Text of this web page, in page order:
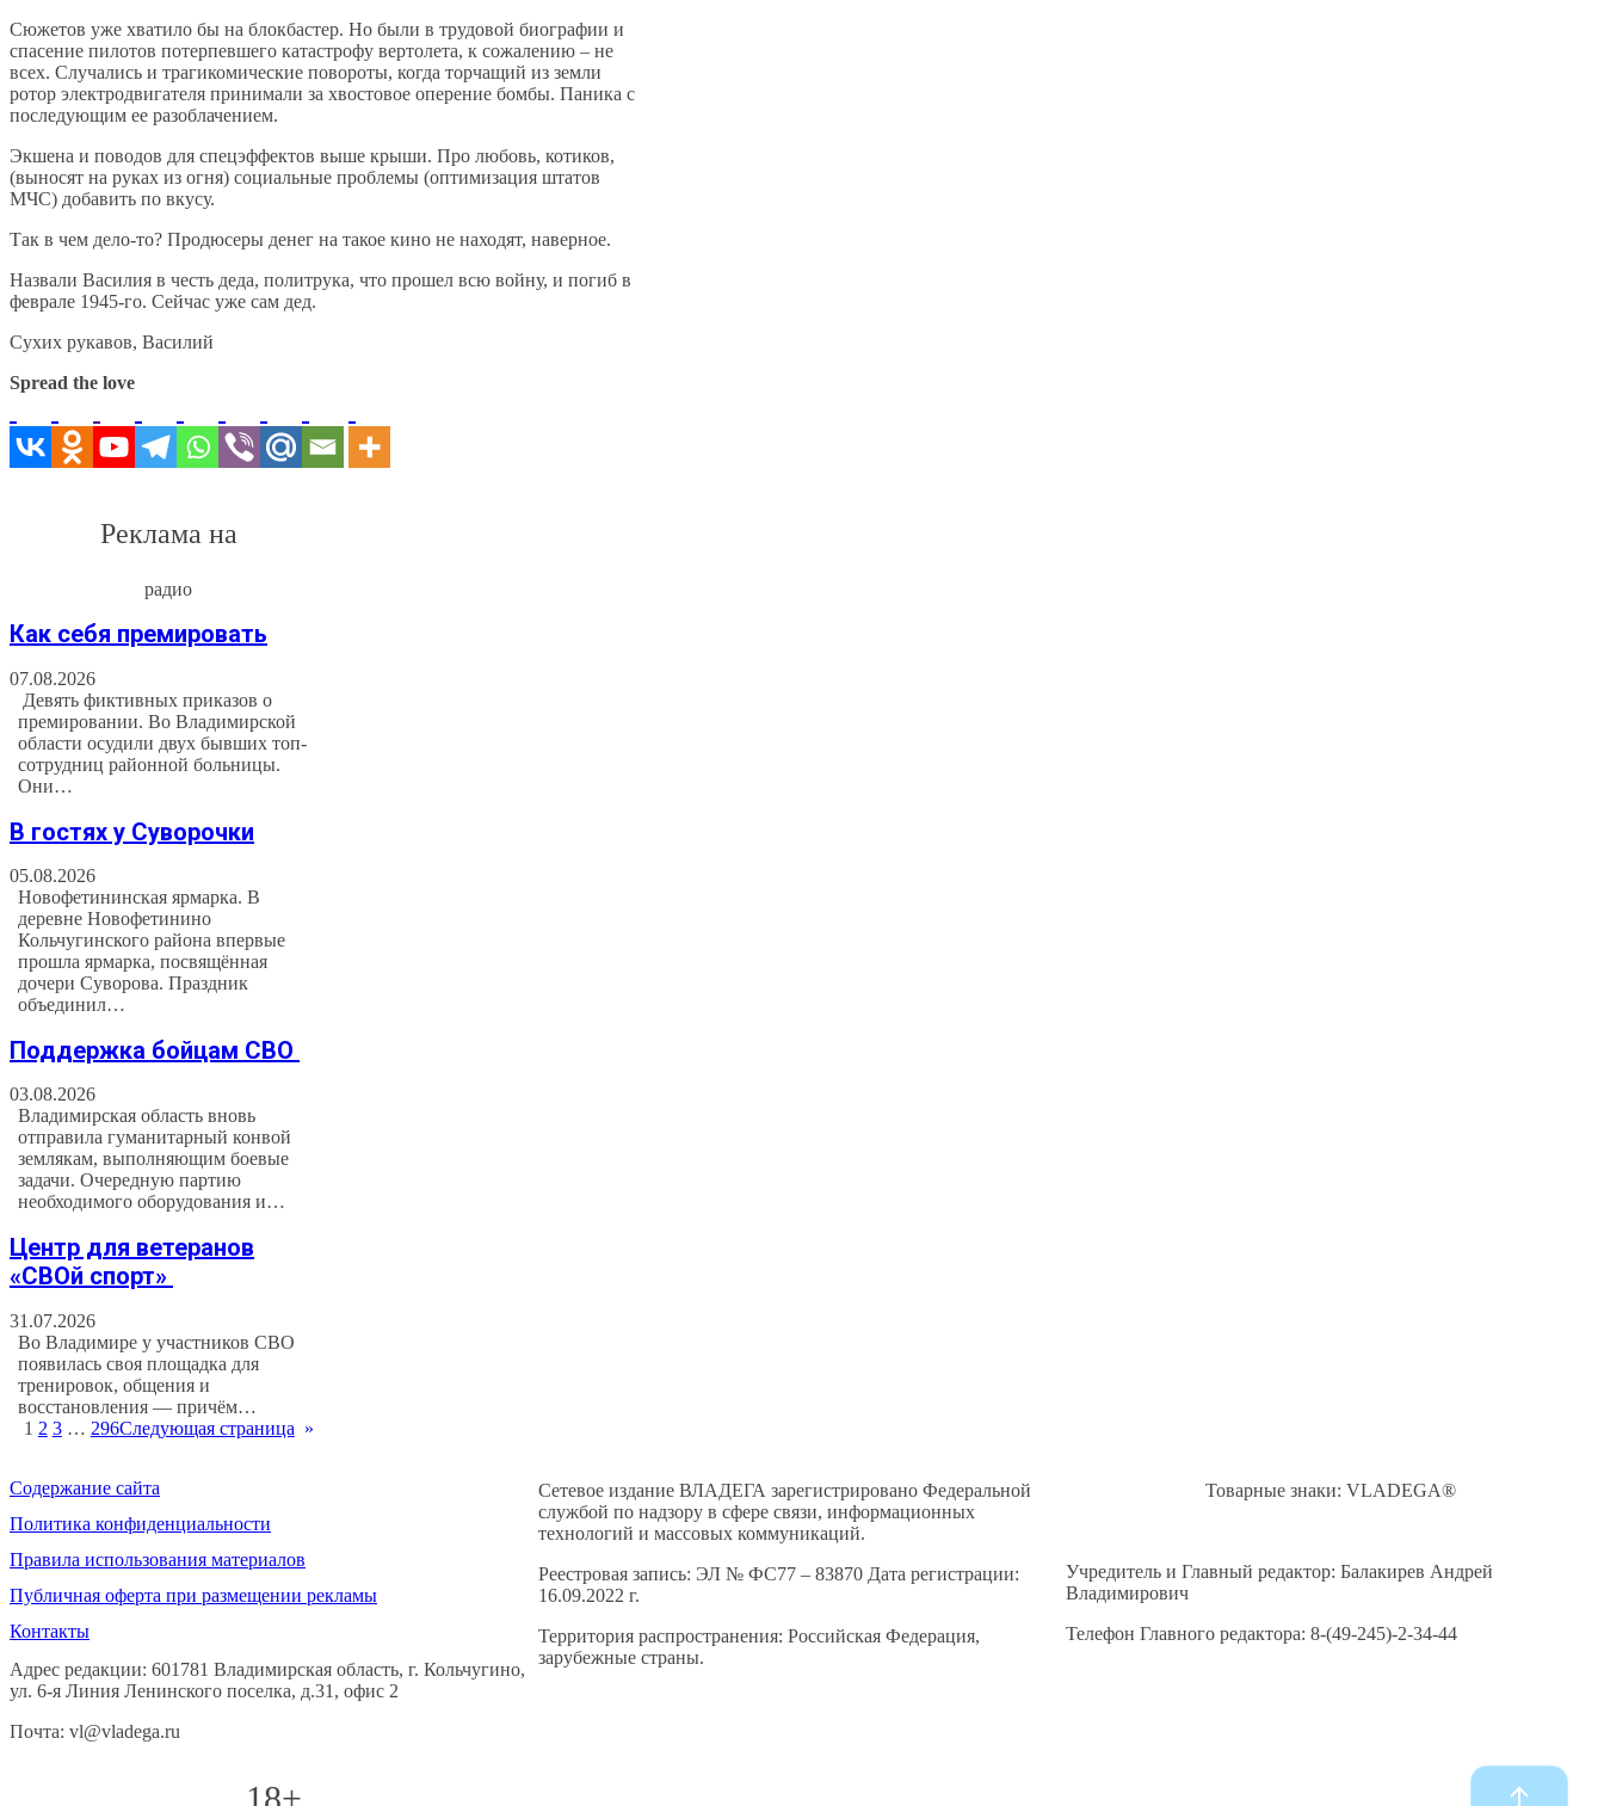
Сюжетов уже хватило бы на блокбастер. Но были в трудовой биографии и
спасение пилотов потерпевшего катастрофу вертолета, к сожалению – не
всех. Случались и трагикомические повороты, когда торчащий из земли
ротор электродвигателя принимали за хвостовое оперение бомбы. Паника с
последующим ее разоблачением.
Экшена и поводов для спецэффектов выше крыши. Про любовь, котиков,
(выносят на руках из огня) социальные проблемы (оптимизация штатов
МЧС) добавить по вкусу.
Так в чем дело-то? Продюсеры денег на такое кино не находят, наверное.
Назвали Василия в честь деда, политрука, что прошел всю войну, и погиб в
феврале 1945-го. Сейчас уже сам дед.
Сухих рукавов, Василий
Spread the love
Реклама на
радио
Как себя премировать
07.08.2026
Девять фиктивных приказов о
премировании. Во Владимирской
области осудили двух бывших топ-
сотрудниц районной больницы.
Они…
В гостях у Суворочки
05.08.2026
Новофетининская ярмарка. В
деревне Новофетинино
Кольчугинского района впервые
прошла ярмарка, посвящённая
дочери Суворова. Праздник
объединил…
Поддержка бойцам СВО
03.08.2026
Владимирская область вновь
отправила гуманитарный конвой
землякам, выполняющим боевые
задачи. Очередную партию
необходимого оборудования и…
Центр для ветеранов
«СВОй спорт»
31.07.2026
Во Владимире у участников СВО
появилась своя площадка для
тренировок, общения и
восстановления — причём…
1 2 3 … 296Следующая страница »
Содержание сайта
Политика конфиденциальности
Правила использования материалов
Публичная оферта при размещении рекламы
Контакты
Адрес редакции: 601781 Владимирская область, г. Кольчугино,
ул. 6-я Линия Ленинского поселка, д.31, офис 2
Почта: vl@vladega.ru
18+
Сетевое издание ВЛАДЕГА зарегистрировано Федеральной
службой по надзору в сфере связи, информационных
технологий и массовых коммуникаций.
Реестровая запись: ЭЛ № ФС77 – 83870 Дата регистрации:
16.09.2022 г.
Территория распространения: Российская Федерация,
зарубежные страны.
Товарные знаки: VLADEGA®
Учредитель и Главный редактор: Балакирев Андрей
Владимирович
Телефон Главного редактора: 8-(49-245)-2-34-44